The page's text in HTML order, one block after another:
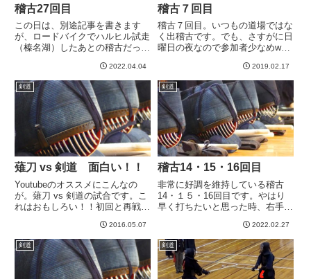
稽古27回目
この日は、別途記事を書きます
が、ロードバイクでハルヒル試走
（榛名湖）したあとの稽古だった
C先生に、打ちにいく際の心掛け
というかどんなところを気をつけ
てらっしゃるんですか？と質問し
たところ、あまりこれ話したくな
2022.04.04
稽古７回目
稽古７回目。いつもの道場ではな
く出稽古です。でも、さすがに日
曜日の夜なので参加者少なめwま
通に日曜日の夜に疲れるのは避け
たいところではあるけど、まあ正
直あんまりその辺はかんがえてま
せんでした^^;とある先生との...
2019.02.17
剣道
薙刀 vs 剣道 面白い！！
Youtubeのオススメにこんなの
が。薙刀 vs 剣道の試合です。こ
れはおもしろい！！初回と再戦の
ぜひ両方見ていただくと面白いと
思います。まずは初戦から。薙刀
は竹刀（？）が長いだけでなく、
スネを打てるのが大きな...
2016.05.07
剣道
稽古14・15・16回目
非常に好調を維持している稽古
14・１５・16回目です。やはり
早く打ちたいと思った時、右手で
意はしばらくされてなかったので
すが、最近、ちょいちょい注意を
受けるということは、またすこし
戻ってきしまっているのでしょ
う...
2022.02.27
剣道 剣道